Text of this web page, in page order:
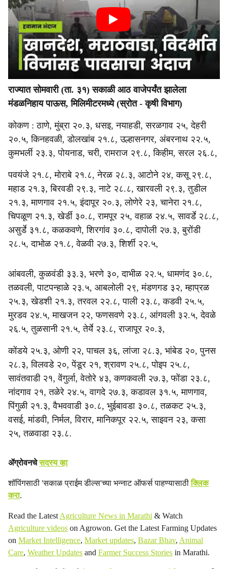
राज्यात सोमवारी (ता. ३१) सकाळी आठ वाजेपर्यंत झालेला
मंडळनिहाय पाऊस, मिलिमीटरमध्ये (स्रोत - कृषी विभाग)
कोकण : ठाणे, मुंब्रा २०.३, धसइ, नयाहडी, सरळगाव २५, देहरी
२०.५, किनहवळी, डोलखांब २१.८, उल्हासनगर, अंबरनाथ २२.५,
कुमभर्ली २३.३, पोयनाड, चरी, रामराज २९.८, किहीम, सरल २६.८,
पवयंजे २१.८, मोराबे २१.८, नेरळ २८.३, आटोने २४, कसू २९.८,
महाड २१.३, बिरवडी २९.३, नाटे २८.८, खारवली २९.३, तुडील
२१.३, माणगाव २१.५, इंदापूर २०.३, लोणेरे २३, चानेरा २१.८,
चिपळूण २१.३, खेर्डी ३०.८, रामपूर २५, वहाळ २४.५, सावर्डे २८.८,
असुर्डे ३१.८, कळकवणे, शिरगांव ३०.८, दापोली २७.३, बुरोंडी
२८.५, दाभोळ २१.८, वेळवी २७.३, शिर्शी २२.५,
आंबवली, कुळवंडी ३३.३, भरणे ३०, दाभीळ २२.५, धामणंद ३०.८,
तळवली, पाटपन्हाळे २३.५, आबलोली २९, मंडणगड ३२, म्हाप्रळ
२५.३, खेडशी २१.३, तरवल २२.८, पाली २३.८, कडवी २५.५,
मुरडव २४.५, माखजन २२, फणसवणे २३.८, आंगवली ३२.५, देवळे
२६.५, तुळसानी २१.५, तेर्ये २३.८, राजापूर २०.३,
कोंडये २५.३, ओणी २२, पाचल ३६, लांजा २८.३, भांबेड २०, पुनस
२८.३, विलवडे २०, पेंडूर २१, श्रावण २५.८, पोइप २५.८,
सावंतवाडी २१, वेंगुर्ला, वेतोरे ४३, कणकवली २७.३, फोंडा २३.८,
नांदगाव २१, तळेरे २४.५, वागदे २७.३, कडावल ३१.५, माणगाव,
पिंगुळी २१.३, वैभववाडी ३०.८, भुईबावडा ३०.८, तळकट २५.३,
वसई, मांडवी, निर्मल, विरार, मानिकपूर २२.५, साइवन २३, कसा
२५, तळवाडा २३.८.
ॲग्रोवनचेसदस्य व्हा
शॉपिंगसाठी 'सकाळ प्राईम डील्स'च्या भन्नाट ऑफर्स पाहण्यासाठीक्लिक
करा.
Read the Latest Agriculture News in Marathi & Watch
Agriculture videos on Agrowon. Get the Latest Farming Updates
on Market Intelligence, Market updates, Bazar Bhav, Animal
Care, Weather Updates and Farmer Success Stories in Marathi.